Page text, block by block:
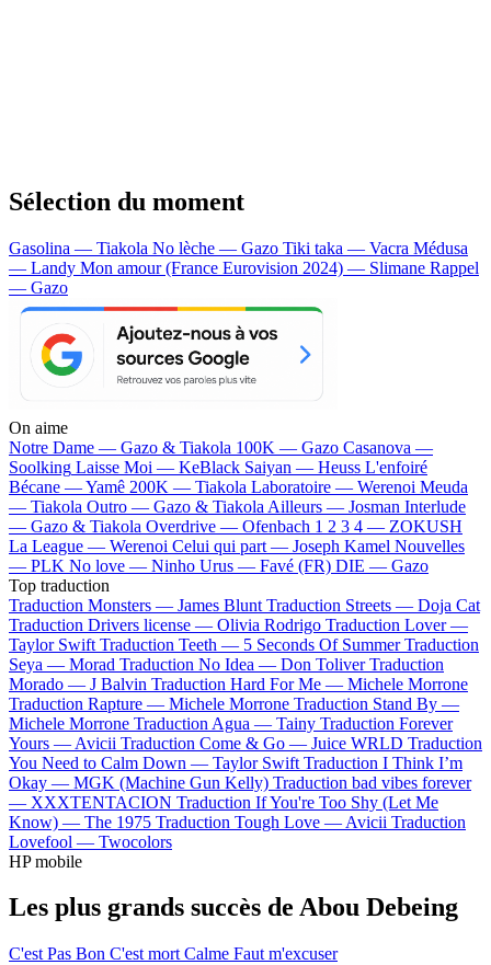
Sélection du moment
Gasolina — Tiakola No lèche — Gazo Tiki taka — Vacra Médusa
— Landy Mon amour (France Eurovision 2024) — Slimane Rappel
— Gazo
On aime
Notre Dame — Gazo & Tiakola 100K — Gazo Casanova —
Soolking Laisse Moi — KeBlack Saiyan — Heuss L'enfoiré
Bécane —Yamê 200K — Tiakola Laboratoire — Werenoi Meuda
— Tiakola Outro — Gazo & Tiakola Ailleurs — Josman Interlude
— Gazo & Tiakola Overdrive — Ofenbach 1 2 3 4 — ZOKUSH
La League — Werenoi Celui qui part — Joseph Kamel Nouvelles
— PLK No love — Ninho Urus — Favé (FR) DIE — Gazo
Top traduction
Traduction Monsters — James Blunt Traduction Streets — Doja Cat
Traduction Drivers license — Olivia Rodrigo Traduction Lover —
Taylor Swift Traduction Teeth — 5 Seconds Of Summer Traduction
Seya — Morad Traduction No Idea — Don Toliver Traduction
Morado — J Balvin Traduction Hard For Me — Michele Morrone
Traduction Rapture — Michele Morrone Traduction Stand By —
Michele Morrone Traduction Agua — Tainy Traduction Forever
Yours — Avicii Traduction Come & Go — Juice WRLD Traduction
You Need to Calm Down — Taylor Swift Traduction I Think I’m
Okay — MGK (Machine Gun Kelly) Traduction bad vibes forever
— XXXTENTACION Traduction If You're Too Shy (Let Me
Know) — The 1975 Traduction Tough Love — Avicii Traduction
Lovefool — Twocolors
HP mobile
Les plus grands succès de Abou Debeing
C'est Pas Bon C'est mort Calme Faut m'excuser